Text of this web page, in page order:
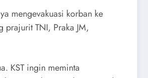
mengevakuasi korban ke
prajurit TNI, Praka JM,
KST ingin meminta